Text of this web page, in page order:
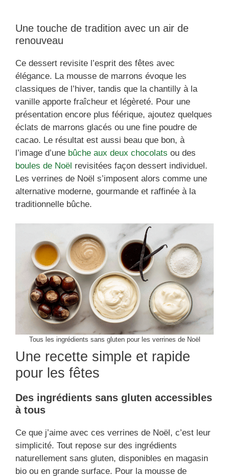
Une touche de tradition avec un air de
renouveau
Ce dessert revisite l’esprit des fêtes avec
élégance. La mousse de marrons évoque les
classiques de l’hiver, tandis que la chantilly à la
vanille apporte fraîcheur et légèreté. Pour une
présentation encore plus féérique, ajoutez quelques
éclats de marrons glacés ou une fine poudre de
cacao. Le résultat est aussi beau que bon, à
l’image d’une bûche aux deux chocolats ou des
boules de Noël revisitées façon dessert individuel.
Les verrines de Noël s’imposent alors comme une
alternative moderne, gourmande et raffinée à la
traditionnelle bûche.
Tous les ingrédients sans gluten pour les verrines de Noël
Une recette simple et rapide
pour les fêtes
Des ingrédients sans gluten accessibles
à tous
Ce que j’aime avec ces verrines de Noël, c’est leur
simplicité. Tout repose sur des ingrédients
naturellement sans gluten, disponibles en magasin
bio ou en grande surface. Pour la mousse de